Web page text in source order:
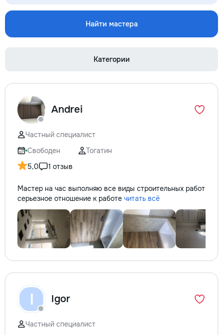
Найти мастера
Категории
Andrei
Частный специалист
Свободен
Тогатин
5,0
1 отзыв
Мастер на час выполняю все виды строительных работ
серьезное отношение к работе читать всё
I Igor
Частный специалист